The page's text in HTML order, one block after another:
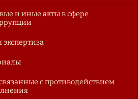
и иные акты в сфере
с противодействием